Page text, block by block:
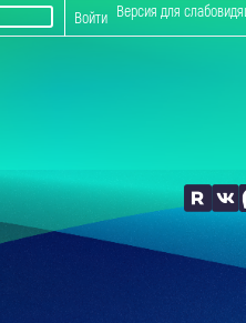
Версия для
Войти